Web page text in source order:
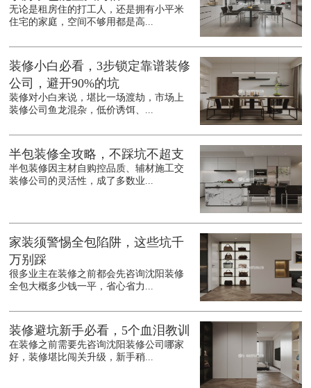
无论是租房住的打工人，还是拥有小平米
住宅的家庭，空间不够用都是高...
装修小白必看，3步锁定靠谱装修
公司，避开90%的坑
装修对小白来说，堪比一场渡劫，市场上
装修公司鱼龙混杂，低价诱饵、...
半包装修全攻略，不踩坑不超支
半包装修因主材自购控品质、辅材施工交
装修公司的灵活性，成了多数业...
家装须警惕全包陷阱，这些坑千
万别踩
很多业主在装修之前都会先咨询沈阳装修
全包大概多少钱一平，省心省力...
装修避坑新手必看，5个血泪教训
在装修之前需要先咨询沈阳装修公司哪家
好，装修堪比闯关升级，新手稍...